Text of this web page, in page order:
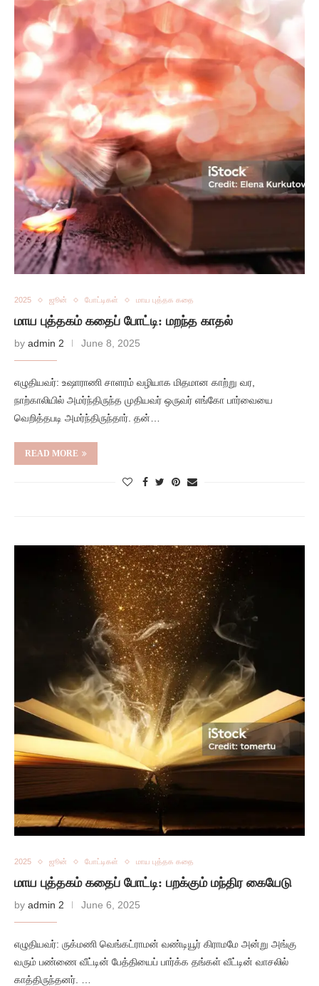
2025 ஜூன் போட்டிகள் மாய புத்தக கதை
மாய புத்தகம் கதைப் போட்டி: மறந்த காதல்
by admin 2 June 8, 2025
எழுதியவர்: உஷாராணி சாளரம் வழியாக மிதமான காற்று வர,
நாற்காலியில் அமர்ந்திருந்த முதியவர் ஒருவர் எங்கோ பார்வையை
வெறித்தபடி அமர்ந்திருந்தார். தன்…
READ MORE
2025 ஜூன் போட்டிகள் மாய புத்தக கதை
மாய புத்தகம் கதைப் போட்டி: பறக்கும் மந்திர கையேடு
by admin 2 June 6, 2025
எழுதியவர்: ருக்மணி வெங்கட்ராமன் வண்டியூர் கிராமமே அன்று அங்கு
வரும் பண்ணை வீட்டின் பேத்தியைப் பார்க்க தங்கள் வீட்டின் வாசலில்
காத்திருந்தனர். …